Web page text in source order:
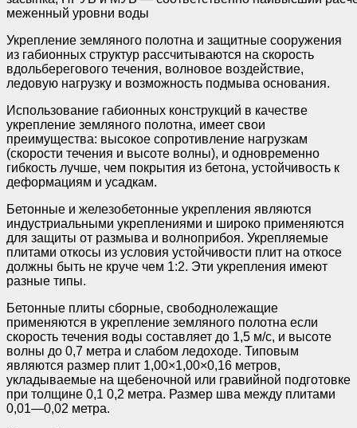
меженный уровни воды
Укрепление земляного полотна и защитные сооружения
из габионных структур рассчитываются на скорость
вдольберегового течения, волновое воздействие,
ледовую нагрузку и возможность подмыва основания.
Использование габионных конструкций в качестве
укрепление земляного полотна, имеет свои
преимущества: высокое сопротивление нагрузкам
(скорости течения и высоте волны), и одновременно
гибкость лучше, чем покрытия из бетона, устойчивость к
деформациям и усадкам.
Бетонные и железобетонные укрепления являются
индустриальными укреплениями и широко применяются
для защиты от размыва и волноприбоя. Укрепляемые
плитами откосы из условия устойчивости плит на откосе
должны быть не круче чем 1:2. Эти укрепления имеют
разные типы.
Бетонные плиты сборные, свободнолежащие
применяются в укрепление земляного полотна если
скорость течения воды составляет до 1,5 м/с, и высоте
волны до 0,7 метра и слабом ледоходе. Типовым
являются размер плит 1,00×1,00×0,16 метров,
укладываемые на щебеночной или гравийной подготовке
при толщине 0,1 0,2 метра. Размер шва между плитами
0,01—0,02 метра.